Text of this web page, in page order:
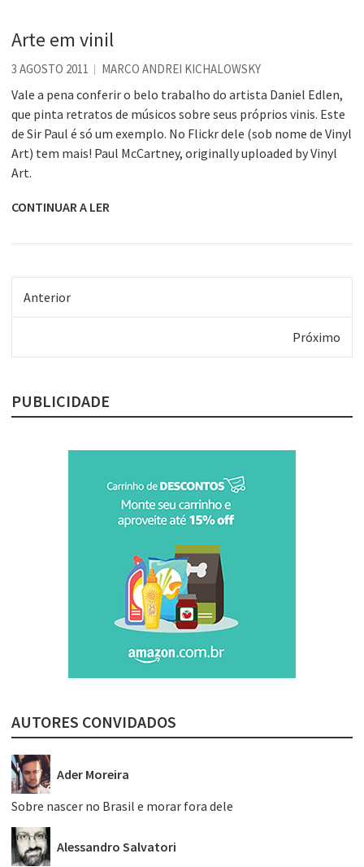
Arte em vinil
3 AGOSTO 2011 MARCO ANDREI KICHALOWSKY
Vale a pena conferir o belo trabalho do artista Daniel Edlen,
que pinta retratos de músicos sobre seus próprios vinis. Este
de Sir Paul é só um exemplo. No Flickr dele (sob nome de Vinyl
Art) tem mais! Paul McCartney, originally uploaded by Vinyl
Art.
CONTINUAR A LER
Anterior
Próximo
PUBLICIDADE
AUTORES CONVIDADOS
Ader Moreira
Sobre nascer no Brasil e morar fora dele
Alessandro Salvatori